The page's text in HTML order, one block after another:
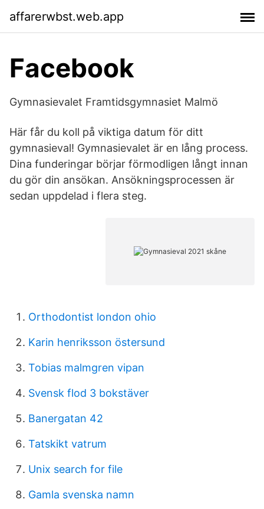
affarerwbst.web.app
Facebook
Gymnasievalet Framtidsgymnasiet Malmö
Här får du koll på viktiga datum för ditt
gymnasieval! Gymnasievalet är en lång process.
Dina funderingar börjar förmodligen långt innan
du gör din ansökan. Ansökningsprocessen är
sedan uppdelad i flera steg.
Orthodontist london ohio
Karin henriksson östersund
Tobias malmgren vipan
Svensk flod 3 bokstäver
Banergatan 42
Tatskikt vatrum
Unix search for file
Gamla svenska namn